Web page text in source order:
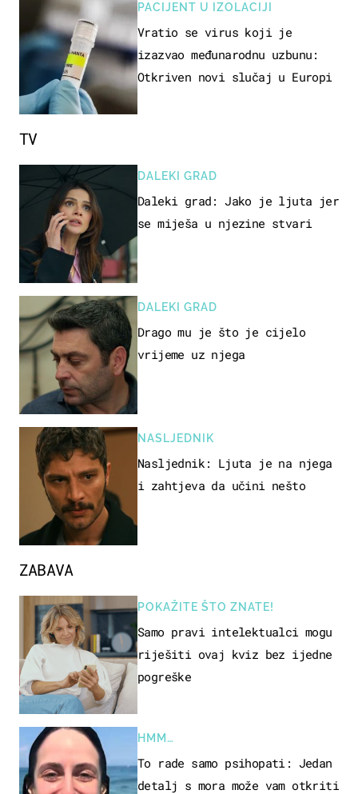
PACIJENT U IZOLACIJI
Vratio se virus koji je
izazvao međunarodnu uzbunu:
Otkriven novi slučaj u Europi
ZABAVA
POKAŽITE ŠTO ZNATE!
Samo pravi intelektualci mogu
riješiti ovaj kviz bez ijedne
pogreške
HMM…
To rade samo psihopati: Jedan
detalj s mora može vam otkriti
TV
DALEKI GRAD
Daleki grad: Jako je ljuta jer
se miješa u njezine stvari
DALEKI GRAD
Drago mu je što je cijelo
vrijeme uz njega
NASLJEDNIK
Nasljednik: Ljuta je na njega
i zahtjeva da učini nešto